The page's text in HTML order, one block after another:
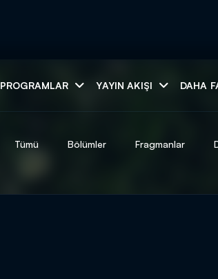
PROGRAMLAR YAYIN AKIŞI DAHA
Tümü Bölümler Fragmanlar